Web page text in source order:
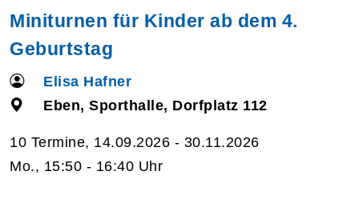
Miniturnen für Kinder ab dem 4.
Geburtstag
Elisa Hafner
Eben, Sporthalle, Dorfplatz 112
10 Termine, 14.09.2026 - 30.11.2026
Mo., 15:50 - 16:40 Uhr